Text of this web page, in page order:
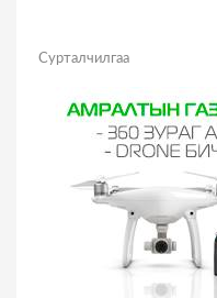
Сурталчилгаа